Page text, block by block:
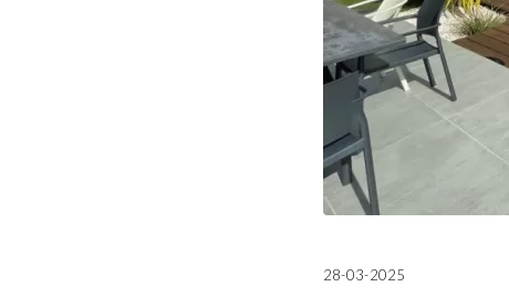
28-03-2025